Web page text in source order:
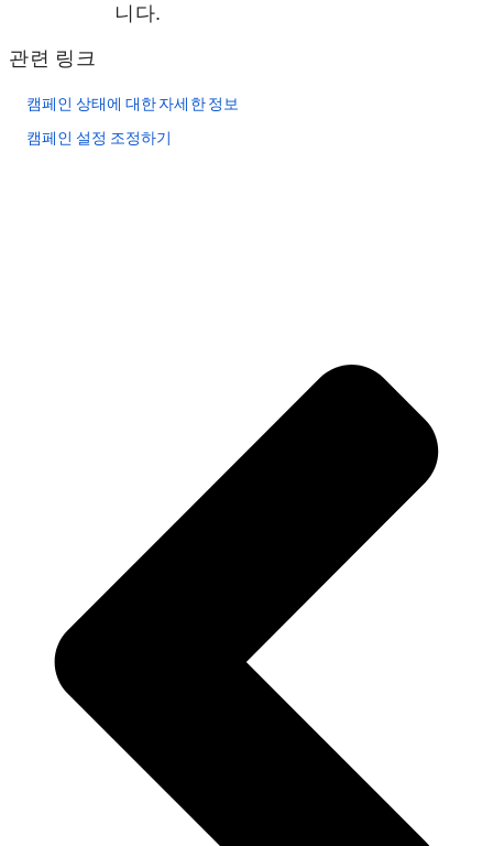
니다.
관련 링크
캠페인 상태에 대한 자세한 정보
캠페인 설정 조정하기